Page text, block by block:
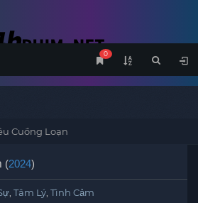
0
Cuồng Loạn
(2024)
Tâm Lý Tình Cảm